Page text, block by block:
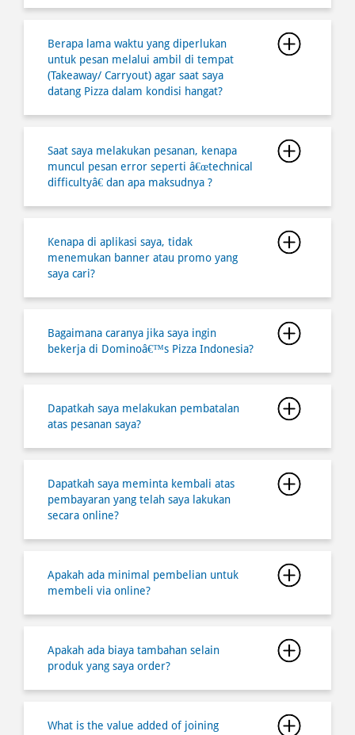
Berapa lama waktu yang diperlukan
untuk pesan melalui ambil di tempat
(Takeaway/ Carryout) agar saat saya
datang Pizza dalam kondisi hangat?
Saat saya melakukan pesanan, kenapa
muncul pesan error seperti â€œtechnical
difficultyâ€ dan apa maksudnya ?
Kenapa di aplikasi saya, tidak
menemukan banner atau promo yang
saya cari?
Bagaimana caranya jika saya ingin
bekerja di Dominoâ€™s Pizza Indonesia?
Dapatkah saya melakukan pembatalan
atas pesanan saya?
Dapatkah saya meminta kembali atas
pembayaran yang telah saya lakukan
secara online?
Apakah ada minimal pembelian untuk
membeli via online?
Apakah ada biaya tambahan selain
produk yang saya order?
What is the value added of joining